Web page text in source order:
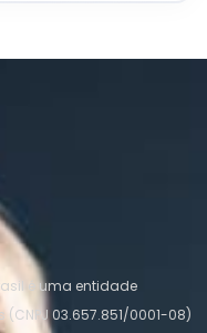
é uma entidade
03.657.851/0001-08)